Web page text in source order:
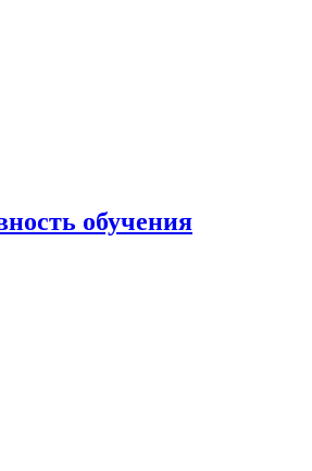
обучения